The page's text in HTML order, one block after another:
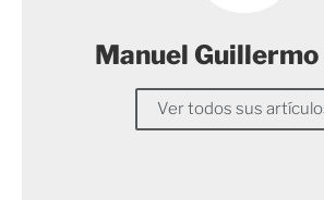
Manuel
Ver todos sus